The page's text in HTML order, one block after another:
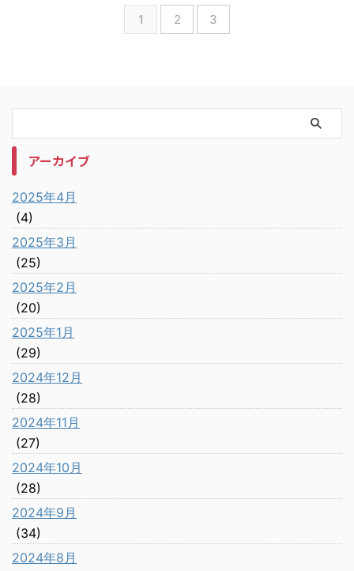
1 2 3
アーカイブ
2025年4月
(4)
2025年3月
(25)
2025年2月
(20)
2025年1月
(29)
2024年12月
(28)
2024年11月
(27)
2024年10月
(28)
2024年9月
(34)
2024年8月